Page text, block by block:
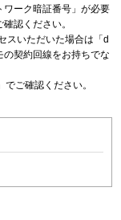
ワーク暗証番号」が必要
確認ください。
スいただいた場合は「d
契約回線をお持ちでな
」でご確認ください。